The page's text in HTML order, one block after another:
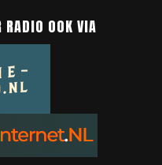
RADIO OOK VIA